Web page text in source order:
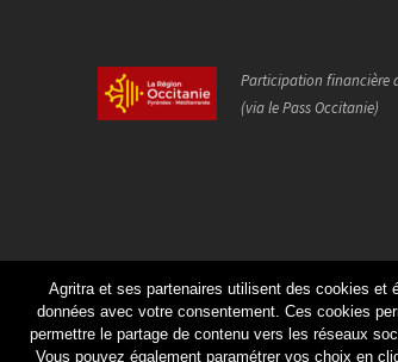
Participation financière
(via le Pass Occitanie)
Agritra et ses partenaires utilisent des cookies et
données avec votre consentement. Ces cookies
permettre le partage de contenu vers les réseaux
Vous pouvez également paramétrer vos choix en